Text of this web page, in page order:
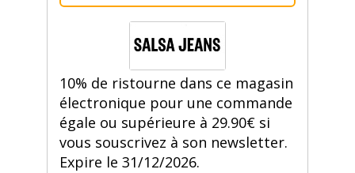
10% de ristourne dans ce magasin
électronique pour une commande
égale ou supérieure à 29.90€ si
vous souscrivez à son newsletter.
Expire le 31/12/2026.